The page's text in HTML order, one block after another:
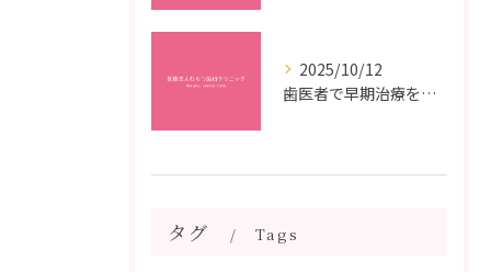
2025/10/12
歯医者で早期治療を受けるメリットと虫歯悪化を防ぐ最短ステップ
タグ Tags